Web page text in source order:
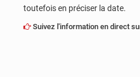
toutefois en préciser la date.
Suivez l'information en direct